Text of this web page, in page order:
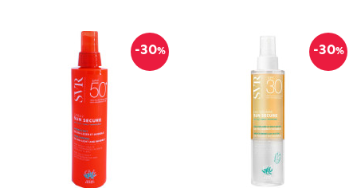
-30% -30%